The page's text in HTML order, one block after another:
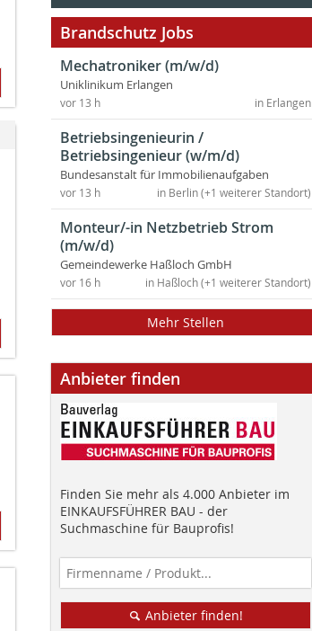
Brandschutz Jobs
Mechatroniker (m/w/d)
Uniklinikum Erlangen
in Erlangen
vor 13 h
Betriebsingenieurin /
Betriebsingenieur (w/m/d)
Bundesanstalt für Immobilienaufgaben
in Berlin (+1 weiterer Standort)
vor 13 h
Monteur/-in Netzbetrieb Strom
(m/w/d)
Gemeindewerke Haßloch GmbH
in Haßloch (+1 weiterer Standort)
vor 16 h
Mehr Stellen
Anbieter finden
Finden Sie mehr als 4.000 Anbieter im
EINKAUFSFÜHRER BAU - der
Suchmaschine für Bauprofis!
Anbieter finden!